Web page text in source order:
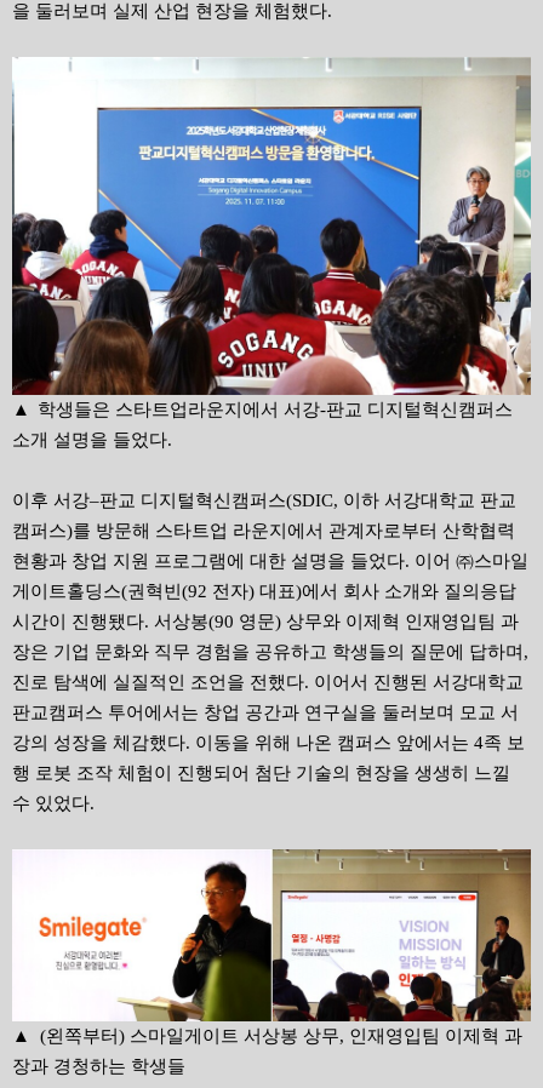
을 둘러보며 실제 산업 현장을 체험했다.
▲ 학생들은 스타트업라운지에서 서강-판교 디지털혁신캠퍼스
소개 설명을 들었다.
이후 서강–판교 디지털혁신캠퍼스(SDIC, 이하 서강대학교 판교
캠퍼스)를 방문해 스타트업 라운지에서 관계자로부터 산학협력
현황과 창업 지원 프로그램에 대한 설명을 들었다. 이어 ㈜스마일
게이트홀딩스(권혁빈(92 전자) 대표)에서 회사 소개와 질의응답
시간이 진행됐다. 서상봉(90 영문) 상무와 이제혁 인재영입팀 과
장은 기업 문화와 직무 경험을 공유하고 학생들의 질문에 답하며,
진로 탐색에 실질적인 조언을 전했다. 이어서 진행된 서강대학교
판교캠퍼스 투어에서는 창업 공간과 연구실을 둘러보며 모교 서
강의 성장을 체감했다. 이동을 위해 나온 캠퍼스 앞에서는 4족 보
행 로봇 조작 체험이 진행되어 첨단 기술의 현장을 생생히 느낄
수 있었다.
▲ (왼쪽부터) 스마일게이트 서상봉 상무, 인재영입팀 이제혁 과
장과 경청하는 학생들